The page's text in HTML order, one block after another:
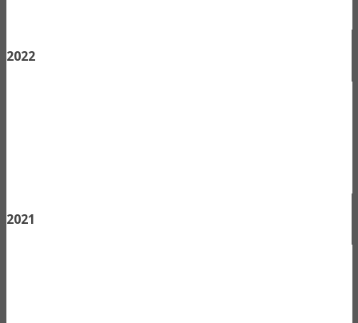
2022
2021